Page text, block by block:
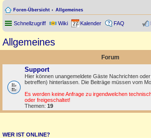
Foren-Übersicht Allgemeines
Schnellzugriff Wiki Kalender FAQ
Allgemeines
Forum
Support
Hier können unangemeldete Gäste Nachrichten
betreffen) hinterlassen. Die Beiträge müssen vom
Es werden keine Anfrage zu irgendwelchen
oder freigeschaltet!
Themen: 19
WER IST ONLINE?